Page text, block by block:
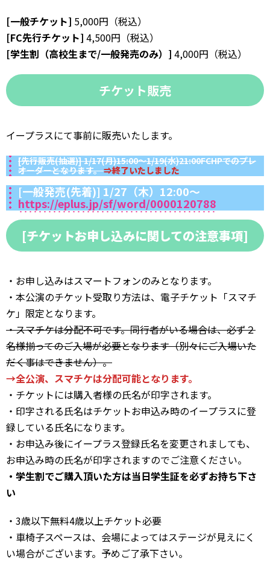
[一般チケット] 5,000円（税込）
[FC先行チケット] 4,500円（税込）
[学生割（高校生まで/一般発売のみ）] 4,000円（税込）
チケット販売
イープラスにて事前に販売いたします。
[先行販売(抽選)] 1/17(月)15:00〜1/19(水)21:00FCHPでのプレ
オーダーとなります。⇒終了いたしました
[一般発売(先着)] 1/27（木）12:00～
https://eplus.jp/sf/word/0000120788
[チケットお申し込みに関しての注意事項]
・お申し込みはスマートフォンのみとなります。
・本公演のチケット受取り方法は、電子チケット「スマチ
ケ」限定となります。
・スマチケは分配不可です。同行者がいる場合は、必ず２
名様揃ってのご入場が必要となります（別々にご入場いた
だく事はできません）。
→全公演、スマチケは分配可能となります。
・チケットには購入者様の氏名が印字されます。
・印字される氏名はチケットお申込み時のイープラスに登
録している氏名になります。
・お申込み後にイープラス登録氏名を変更されましても、
お申込み時の氏名が印字されますのでご注意ください。
・学生割でご購入頂いた方は当日学生証を必ずお持ち下さ
い
・3歳以下無料4歳以上チケット必要
・車椅子スペースは、会場によってはステージが見えにく
い場合がございます。予めご了承下さい。